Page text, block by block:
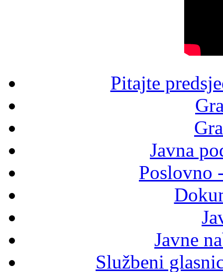
Pitajte
Javna
Poslovno
Javne
Službeni